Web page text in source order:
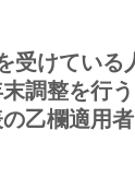
受けてい
調整を行
乙欄適用者